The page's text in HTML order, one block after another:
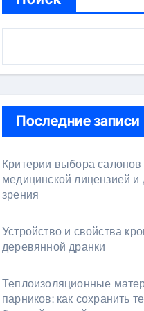
Последние записи
Критерии выбора салонов
медицинской лицензией и
зрения
Устройство и свойства
деревянной дранки
Теплоизоляционные
парников: как сохранить